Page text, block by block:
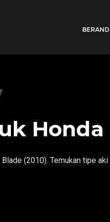
Honda
(2010). Temukan tipe